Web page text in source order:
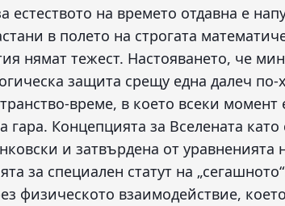
на времето отдавна е
в полето на строгата
нямат тежест. Настояването, че
защита срещу една далеч по-
време, в което всеки
гара. Концепцията за Вселената
и затвърдена от
за специален статут на
физическото взаимодействие,